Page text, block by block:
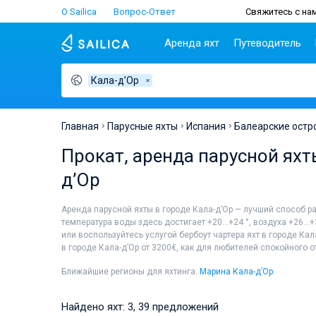
О Sailica Вопрос-Ответ Свяжитесь с
Аренда яхт
страны
Италия
Франция
Сейшелы
Британские Виргинские
острова
Мартиника
Путеводитель
Дубровник
Сплит
Волос
Лаврион
Кала-д’Ор
Главная Парусные яхты Испания Балеарские
Прокат, аренда парусной
д’Ор
Аренда парусной яхты в городе Кала-д’Ор — лучший способ
температура воды здесь достигает +20...+24 °, воздуха
или воспользуйтесь услугой бербоут чартера яхт в городе
в городе Кала-д’Ор от 3200€, как для любителей
Ближайшие регионы для яхтинга: Марина Кала-д’Ор.
Найдено яхт: 3, 39 предложений